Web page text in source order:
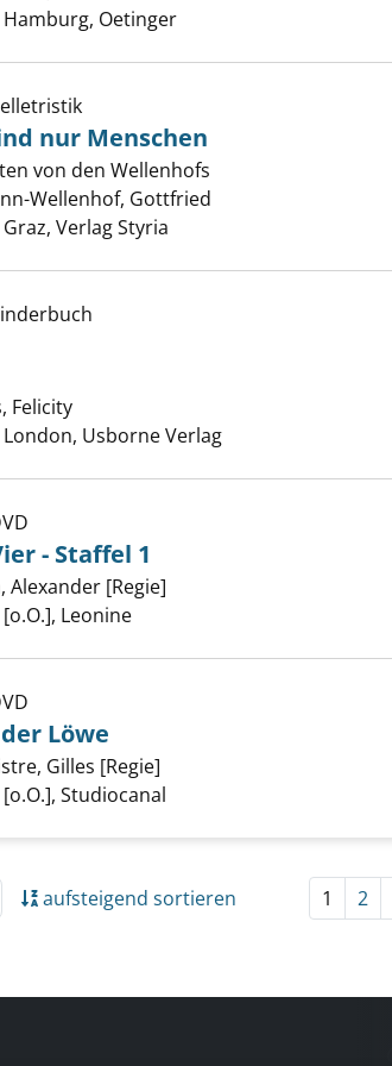
Hamburg, Oetinger
Eltern sind nur Menschen anzeigen
nur Menschen
von den Wellenhofs
Wellenhof, Gottfried
Graz, Verlag Styria
anzeigen
Felicity
London, Usborne Verlag
Vier - Staffel 1 anzeigen
- Staffel 1
Alexander [Regie]
[o.O.], Leonine
Wolf und der Löwe anzeigen
Löwe
Gilles [Regie]
[o.O.], Studiocanal
aufsteigend sortieren 1 2